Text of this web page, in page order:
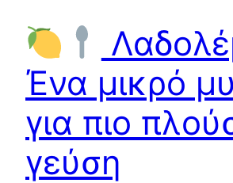
Ένα μικρό
για πιο
γεύση